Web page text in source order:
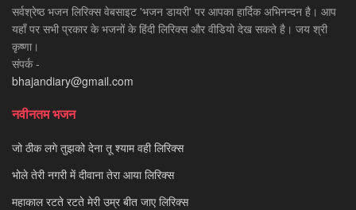
सर्वश्रेष्ठ भजन लिरिक्स वेबसाइट 'भजन डायरी' पर आपका हार्दिक अभिनन्दन है। आप
यहाँ पर सभी प्रकार के भजनों के हिंदी लिरिक्स और वीडियो देख सकते है। जय श्री
कृष्णा।
संपर्क -
bhajandiary@gmail.com
नवीनतम भजन
जो ठीक लगे तुझको देना तू श्याम वही लिरिक्स
भोले तेरी नगरी में दीवाना तेरा आया लिरिक्स
महाकाल रटते रटते मेरी उम्र बीत जाए लिरिक्स